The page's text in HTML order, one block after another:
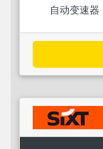
自动变速器